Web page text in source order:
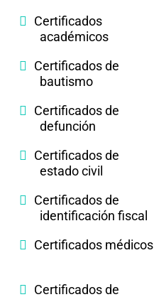
Certificados
académicos
Certificados de
bautismo
Certificados de
defunción
Certificados de
estado civil
Certificados de
identificación fiscal
Certificados médicos
Certificados de